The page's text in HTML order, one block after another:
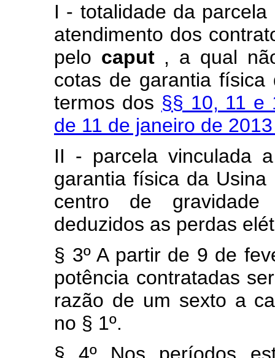
I - totalidade da
atendimento dos
pelo caput , a qual
cotas de garantia
termos dos §§ 10, 11 e
de 11 de janeiro de
II - parcela vinculada
garantia física da
centro de
deduzidos as perdas
§ 3º A partir de 9 de
potência contratadas
razão de um sexto a
no § 1º.